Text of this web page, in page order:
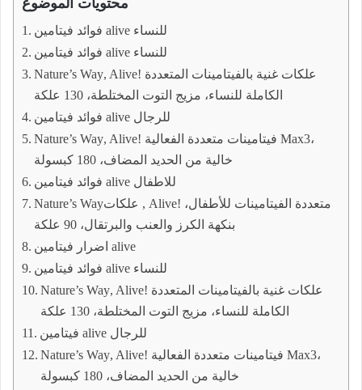
فوائد فيتامين alive للنساء
فوائد فيتامين alive للنساء
Nature’s Way‏, Alive! علكات غنية بالفيتامينات المتعددة
الكاملة للنساء، مزيج التوت المختلطة، 130 علكة
فوائد فيتامين alive للرجال
Nature’s Way‏, Alive! فيتامينات متعددة الفعالية Max3،
خالية من الحديد المضاف، 180 كبسولة
فوائد فيتامين alive للاطفال
Nature’s Way‏, علكات Alive! متعددة الفيتامينات للأطفال،
بنكهة الكرز والعنب والبرتقال، 90 علكة
اضرار فيتامين alive
فوائد فيتامين alive للنساء
Nature’s Way‏, Alive! علكات غنية بالفيتامينات المتعددة
الكاملة للنساء، مزيج التوت المختلطة، 130 علكة
فيتامين alive للرجال
Nature’s Way‏, Alive! فيتامينات متعددة الفعالية Max3،
خالية من الحديد المضاف، 180 كبسولة